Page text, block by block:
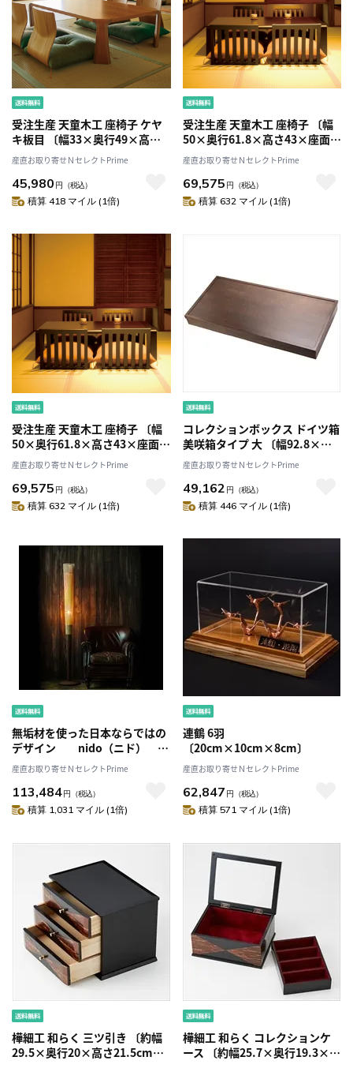
受注生産 天童木工 座椅子 ケヤ
キ板目 〔幅33×奥行49×高さ
40×座面の高さ0.8cm〕
産直お取り寄せＮセレクトPrime
45,980 円 （税込）
積算 418 マイル (1倍)
受注生産 天童木工 座椅子 〔幅
50×奥行61.8×高さ43×座面の
高さ1.8cm〕
産直お取り寄せＮセレクトPrime
69,575 円 （税込）
積算 632 マイル (1倍)
受注生産 天童木工 座椅子 〔幅
50×奥行61.8×高さ43×座面の
高さ1.8cm〕
産直お取り寄せＮセレクトPrime
69,575 円 （税込）
積算 632 マイル (1倍)
コレクションボックス ドイツ箱
美咲箱タイプ 大 〔幅92.8×奥
行42.5×高さ8.5cm〕
産直お取り寄せＮセレクトPrime
49,162 円 （税込）
積算 446 マイル (1倍)
無垢材を使った日本ならではの
デザイン nido（ニド） フ
ロアスタンド
産直お取り寄せＮセレクトPrime
113,484円 （税込）
積算 1,031 マイル (1倍)
連鶴 6羽
〔20cm×10cm×8cm〕
産直お取り寄せＮセレクトPrime
62,847 円 （税込）
積算 571 マイル (1倍)
樺細工 和らく 三ツ引き 〔約幅
29.5×奥行20×高さ21.5cm、
樺細工 和らく コレクションケ
ース 〔約幅25.7×奥行19.3×高